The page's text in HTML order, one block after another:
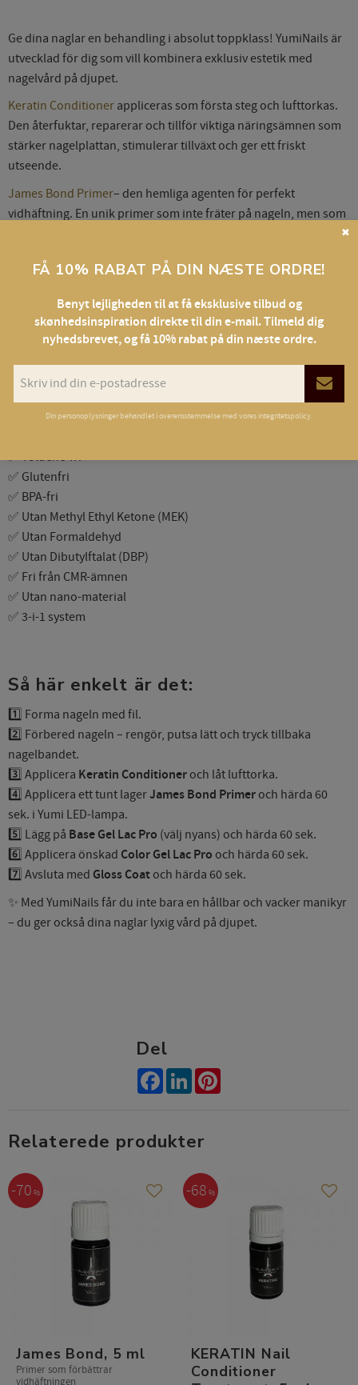
Ge dina naglar en behandling i absolut toppklass! YumiNails är
utvecklad för dig som vill kombinera exklusiv estetik med
nagelvård på djupet.
Keratin Conditioner appliceras som första steg och lufttorkas.
Den återfuktar, reparerar och tillför viktiga näringsämnen som
stärker nagelplattan, stimulerar tillväxt och ger ett friskt
utseende.
James Bond Primer– den hemliga agenten för perfekt
vidhäftning. En unik primer som inte fräter på nageln, men som
finns i 7 eleganta nyanser, anpassade för olika hudtoner:
#100 Milky, #101 Light Pink, #102 Pink, #103 Natural, #104 Nude,
#105 Peach, #110 Clear.
Den ger en slät, jämn nagelplatta med naturlig finish och kan
även användas för förlängning med mall.
10 skäl att välja YumiNails:
✅ Toluene-fri
✅ Glutenfri
✅ BPA-fri
✅ Utan Methyl Ethyl Ketone (MEK)
✅ Utan Formaldehyd
✅ Utan Dibutylftalat (DBP)
✅ Fri från CMR-ämnen
✅ Utan nano-material
✅ 3-i-1 system
Så här enkelt är det:
1️⃣ Forma nageln med fil.
2️⃣ Förbered nageln – rengör, putsa lätt och tryck tillbaka
nagelbandet.
3️⃣ Applicera Keratin Conditioner och låt lufttorka.
4️⃣ Applicera ett tunt lager James Bond Primer och härda 60
sek. i Yumi LED-lampa.
5️⃣ Lägg på Base Gel Lac Pro (välj nyans) och härda 60 sek.
6️⃣ Applicera önskad Color Gel Lac Pro och härda 60 sek.
7️⃣ Avsluta med Gloss Coat och härda 60 sek.
✨ Med YumiNails får du inte bara en hållbar och vacker manikyr
– du ger också dina naglar lyxig vård på djupet.
Del
Facebook
LinkedIn
Relaterede produkter
James Bond, 5 ml
Primer som förbättrar
vidhäftningen
70 % Gem som favorit
KERATIN Nail
Conditioner
68 % Gem
FÅ 10% RABAT PÅ DIN NÆSTE ORDRE!
Benyt lejligheden til at få eksklusive tilbud og
skønhedsinspiration direkte til din e-mail. Tilmeld dig
nyhedsbrevet, og få 10% rabat på din næste ordre.
Din personoplysninger behandlet i overensstemmelse med vores integritetspolicy.
✖